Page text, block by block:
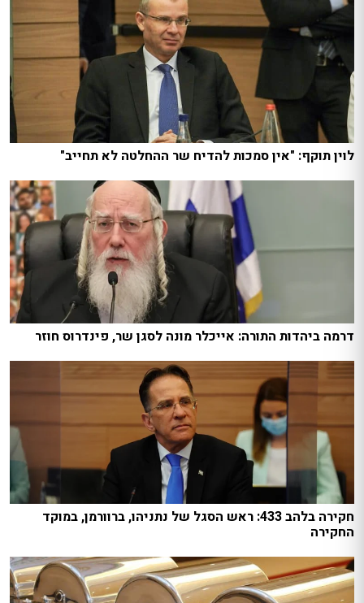
לוין תוקף: "אין סמכות להדיח שר ההחלטה לא תחייב"
דרמה ביהדות התורה: אייכלר מונה לסגן שר, פינדרוס חוזר
חקירה בלהב 433: ראש הסגל של נתניהו, ברוורמן, במוקד
החקירה